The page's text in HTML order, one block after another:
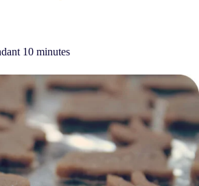
10 minutes